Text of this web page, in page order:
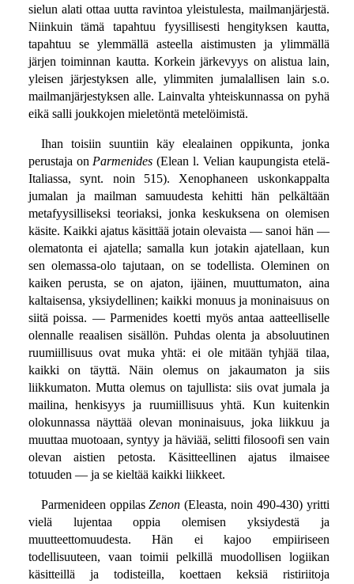
sielun alati ottaa uutta ravintoa yleistulesta, mailmanjärjestä.
Niinkuin tämä tapahtuu fyysillisesti hengityksen kautta,
tapahtuu se ylemmällä asteella aistimusten ja ylimmällä
järjen toiminnan kautta. Korkein järkevyys on alistua lain,
yleisen järjestyksen alle, ylimmiten jumalallisen lain s.o.
mailmanjärjestyksen alle. Lainvalta yhteiskunnassa on pyhä
eikä salli joukkojen mieletöntä metelöimistä.
Ihan toisiin suuntiin käy elealainen oppikunta, jonka
perustaja onParmenides (Elean l. Velian kaupungista etelä-
Italiassa, synt. noin 515). Xenophaneen uskonkappalta
jumalan ja mailman samuudesta kehitti hän pelkältään
metafyysilliseksi teoriaksi, jonka keskuksena on olemisen
käsite. Kaikki ajatus käsittää jotain olevaista — sanoi hän —
olematonta ei ajatella; samalla kun jotakin ajatellaan, kun
sen olemassa-olo tajutaan, on se todellista. Oleminen on
kaiken perusta, se on ajaton, ijäinen, muuttumaton, aina
kaltaisensa, yksiydellinen; kaikki monuus ja moninaisuus on
siitä poissa. — Parmenides koetti myös antaa aatteelliselle
olennalle reaalisen sisällön. Puhdas olenta ja absoluutinen
ruumiillisuus ovat muka yhtä: ei ole mitään tyhjää tilaa,
kaikki on täyttä. Näin olemus on jakaumaton ja siis
liikkumaton. Mutta olemus on tajullista: siis ovat jumala ja
mailina, henkisyys ja ruumiillisuus yhtä. Kun kuitenkin
olokunnassa näyttää olevan moninaisuus, joka liikkuu ja
muuttaa muotoaan, syntyy ja häviää, selitti filosoofi sen vain
olevan aistien petosta. Käsitteellinen ajatus ilmaisee
totuuden — ja se kieltää kaikki liikkeet.
Parmenideen oppilasZenon (Eleasta, noin 490-430) yritti
vielä lujentaa oppia olemisen yksiydestä ja
muutteettomuudesta. Hän ei kajoo empiiriseen
todellisuuteen, vaan toimii pelkillä muodollisen logiikan
käsitteillä ja todisteilla, koettaen keksiä ristiriitoja